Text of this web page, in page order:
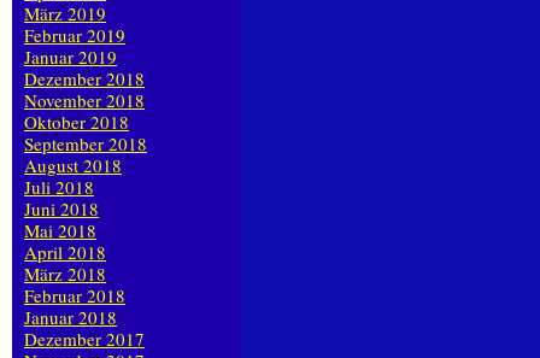
März 2019
Februar 2019
Januar 2019
Dezember 2018
November 2018
Oktober 2018
September 2018
August 2018
Juli 2018
Juni 2018
Mai 2018
April 2018
März 2018
Februar 2018
Januar 2018
Dezember 2017